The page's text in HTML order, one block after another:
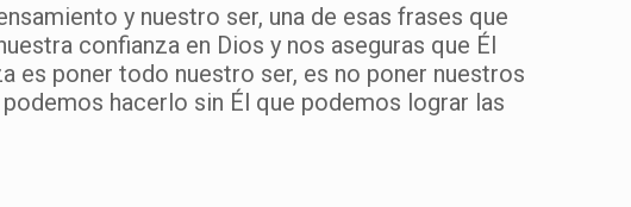
y nuestro ser, una de esas frases que
confianza en Dios y nos aseguras que Él
es poner todo nuestro ser, es no poner nuestros
hacerlo sin Él que podemos lograr las